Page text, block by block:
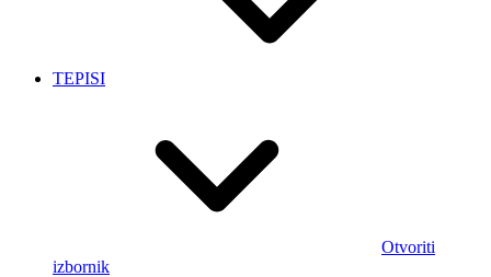
TEPISI
Otvoriti
izbornik